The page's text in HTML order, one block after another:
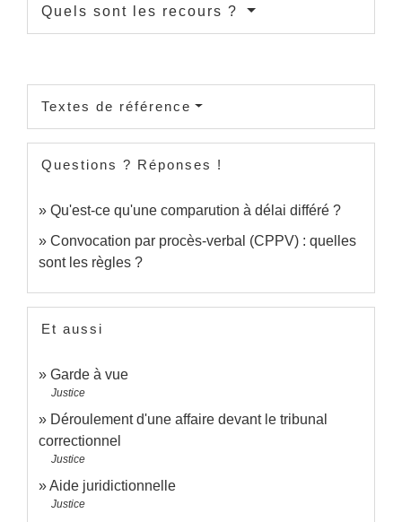
Quels sont les recours ?
Textes de référence
Questions ? Réponses !
Qu'est-ce qu'une comparution à délai différé ?
Convocation par procès-verbal (CPPV) : quelles
sont les règles ?
Et aussi
Garde à vue
Justice
Déroulement d'une affaire devant le tribunal
correctionnel
Justice
Aide juridictionnelle
Justice